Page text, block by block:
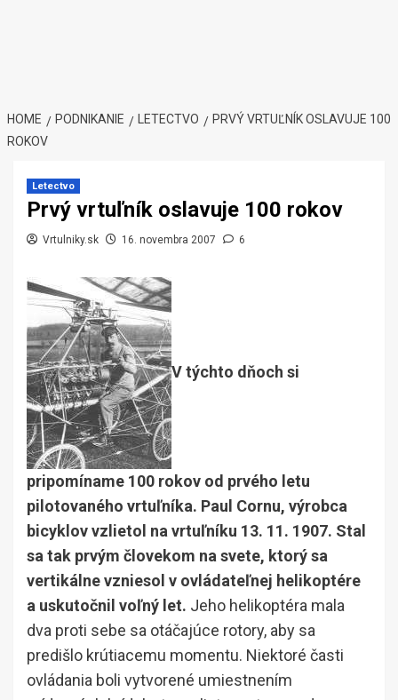
HOME PODNIKANIE LETECTVO
PRVÝ VRTUĽNÍK OSLAVUJE 100
ROKOV
Letectvo
Prvý vrtuľník oslavuje 100 rokov
Vrtulniky.sk 16. novembra 2007 6
V týchto dňoch si
pripomíname 100 rokov od prvého letu
pilotovaného vrtuľníka. Paul Cornu, výrobca
bicyklov vzlietol na vrtuľníku 13. 11. 1907. Stal
sa tak prvým človekom na svete, ktorý sa
vertikálne vzniesol v ovládateľnej helikoptére
a uskutočnil voľný let. Jeho helikoptéra mala
dva proti sebe sa otáčajúce rotory, aby sa
predišlo krútiacemu momentu. Niektoré časti
ovládania boli vytvorené umiestnením